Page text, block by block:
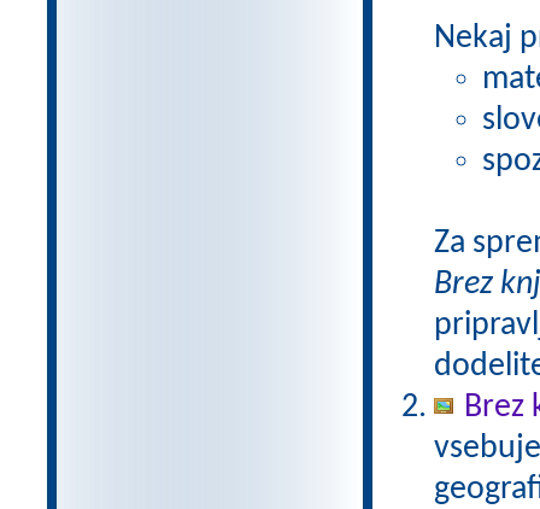
Nekaj
Za
Brez
Brez